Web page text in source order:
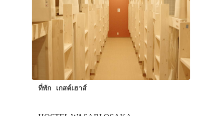
ที่พัก เกสต์เฮาส์